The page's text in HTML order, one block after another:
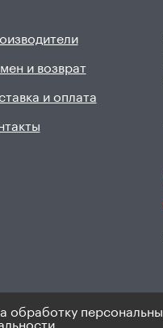
и возврат
и оплата
по персональным
обработку